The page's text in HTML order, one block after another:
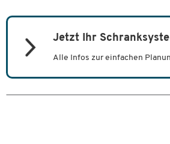
2 Ordnerhöhen
Inkl. Gleiter mit Höhenausgleich (0-
Sockel
Maße: B 400/800/1000/1200 x T
Jetzt Ihr
Alle Infos zur einfachen